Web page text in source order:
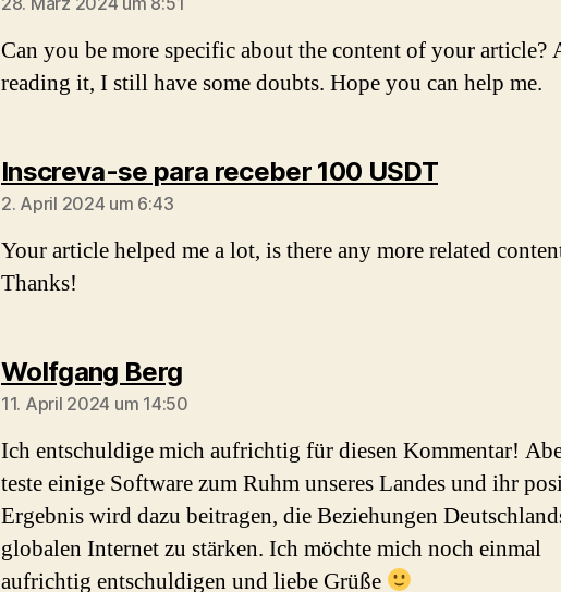
Can you be more specific about the content of your article?
reading it, I still have some doubts. Hope you can help me.
Inscreva-se para receber 100 USDTsagt:
2. April 2024 um 6:43
Your article helped me a lot, is there any more related
Thanks!
Wolfgang Bergsagt:
11. April 2024 um 14:50
Ich entschuldige mich aufrichtig für diesen Kommentar!
teste einige Software zum Ruhm unseres Landes und ihr
Ergebnis wird dazu beitragen, die Beziehungen
globalen Internet zu stärken. Ich möchte mich noch einmal
aufrichtig entschuldigen und liebe Grüße